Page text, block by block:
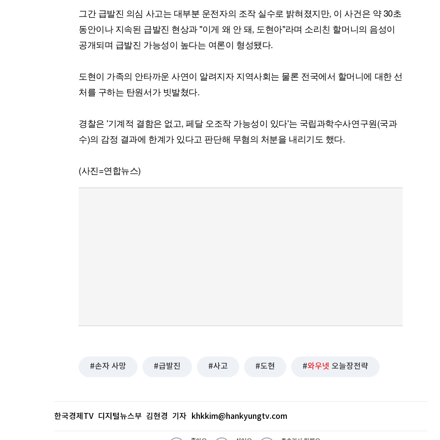
그간 급발진 의심 사고는 대부분 운전자의 조작 실수로 밝혀졌지만, 이 사건은 약 30초
동안이나 지속된 급발진 현상과 "이게 왜 안 돼, 도현아"라며 소리친 할머니의 음성이
공개되며 급발진 가능성이 높다는 여론이 형성됐다.
도현이 가족의 안타까운 사연이 알려지자 지역사회는 물론 전국에서 할머니에 대한 선
처를 구하는 탄원서가 빗발쳤다.
경찰은 '기계적 결함은 없고, 페달 오조작 가능성이 있다'는 국립과학수사연구원(국과
수)의 감정 결과에 한계가 있다고 판단해 무혐의 처분을 내리기도 했다.
(사진=연합뉴스)
손자 사망 급발진 사고 도현 와우넷 오늘장전략
한국경제TV 디지털뉴스부 김현경 기자 khkkim@hankyungtv.com